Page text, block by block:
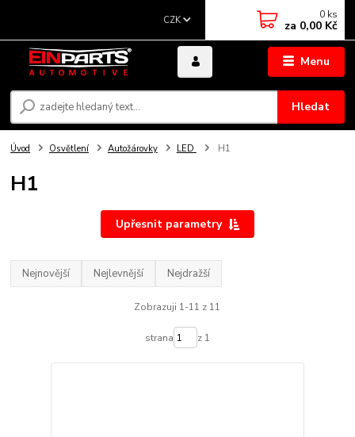
Menu
CZK
Hledat
0 ks
za 0,00 Kč
Úvod Osvětlení Autožárovky LED H1
H1
Upřesnit parametry
Nejnovější Nejlevnější Nejdražší
Zobrazuji 1-11 z 11
strana z 1